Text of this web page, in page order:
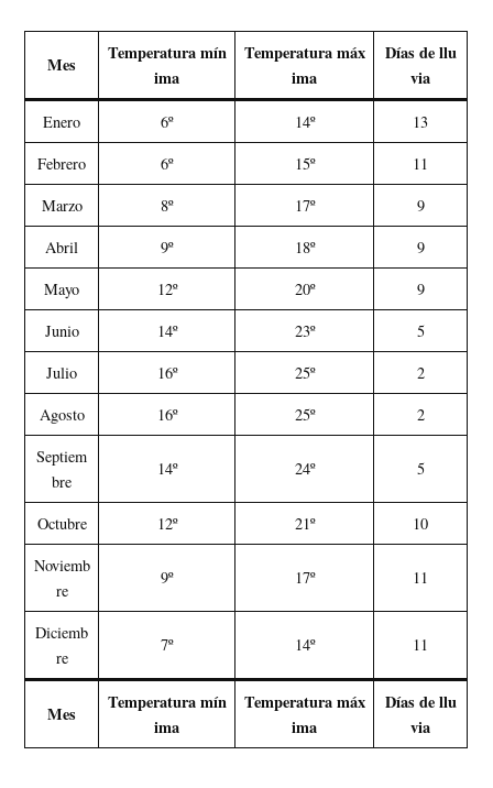
Mes
Temperatura mín
ima
Temperatura máx
ima
Días de llu
via
Enero 6º 14º
13
Febrero
6º 15º
11
Marzo
8º 17º
9
Abril
9º 18º
9
Mayo
12º 20º
9
Junio
14º 23º
5
Julio
16º 25º
2
Agosto
16º 25º
2
Septiem
bre
14º 24º 5
Octubre 12º 21º
10
Noviemb
re
9º 17º 11
Diciemb
re
7º 14º 11
Mes
Temperatura mín
ima
Temperatura máx
ima
Días de llu
via